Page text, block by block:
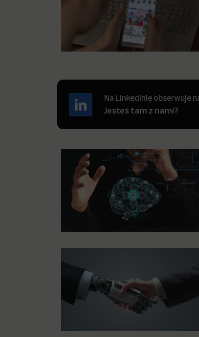
Na LinkedInie obserwuje
Jesteś tam z nami?